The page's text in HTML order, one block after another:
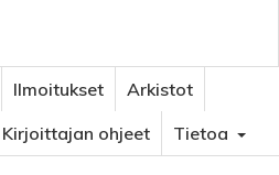
Ilmoitukset
Arkistot
Kirjoittajan ohjeet Tietoa